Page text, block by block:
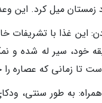
میل کرد. این
این غذا با تشریفات
خود، سیر له شده
تا زمانی که عصاره
به طور سنتی،